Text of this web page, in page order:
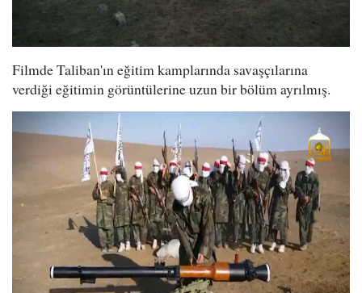
Filmde Taliban'ın eğitim kamplarında savaşçılarına
verdiği eğitimin görüntülerine uzun bir bölüm ayrılmış.